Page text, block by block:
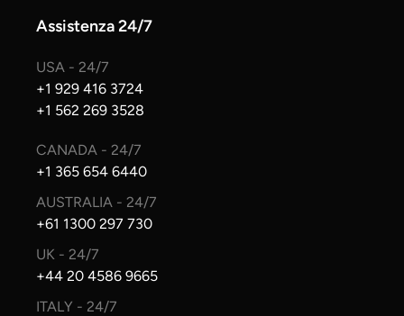
Assistenza 24/7
USA - 24/7
+1 929 416 3724
+1 562 269 3528
CANADA - 24/7
+1 365 654 6440
AUSTRALIA - 24/7
+61 1300 297 730
UK - 24/7
+44 20 4586 9665
ITALY - 24/7